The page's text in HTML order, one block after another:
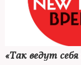
«Так ведут